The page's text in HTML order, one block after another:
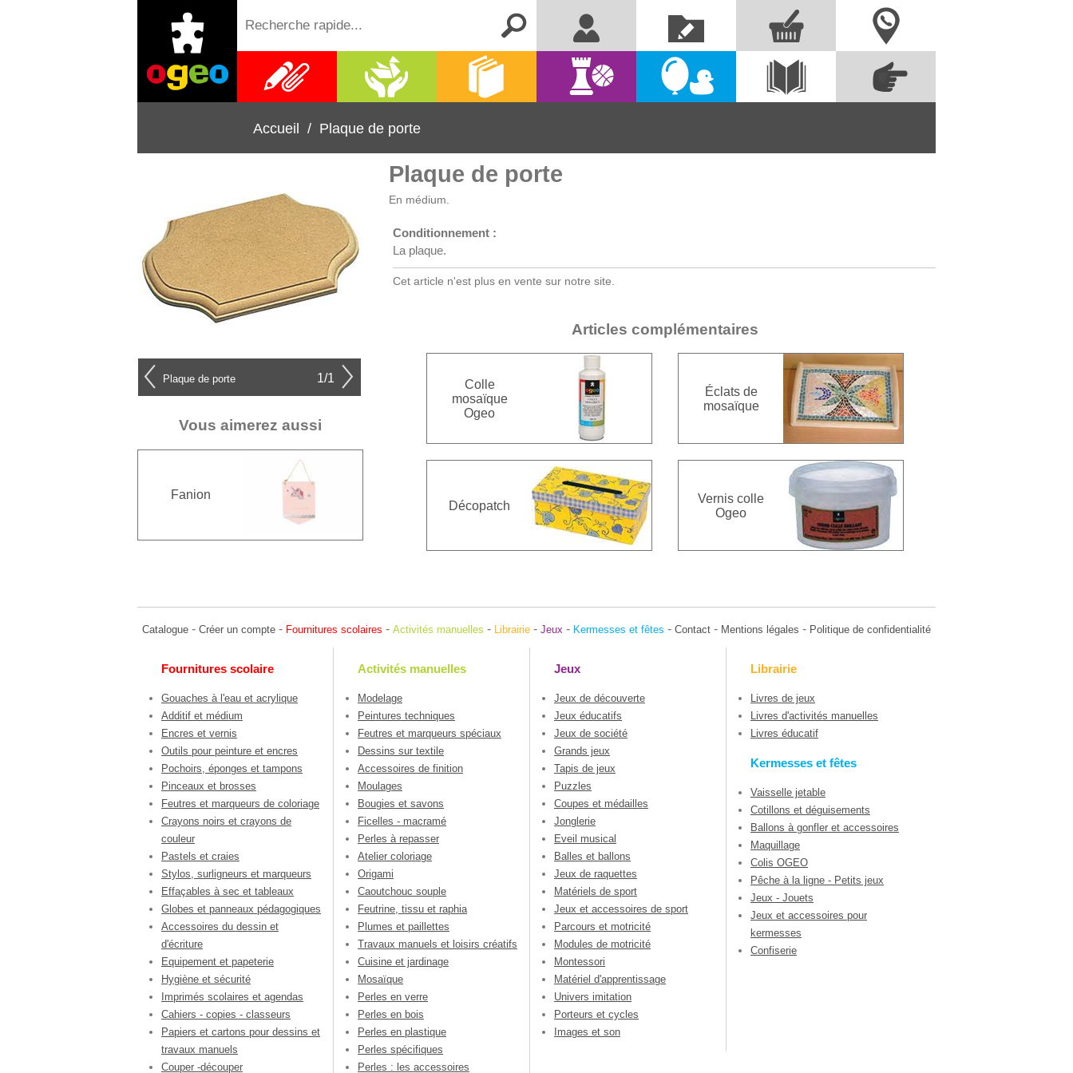
Me connecter
Créer un
compte
Nous contacter
Commandez
directement à partir
des références
Fournitures
scolaires
Activités
manuelles
Jeux
Kermesses
et fêtes
Voir le
catalogue
Accueil / Plaque de porte
Plaque de porte
Plaque de porte 1/1
En médium.
Conditionnement :
La plaque.
Cet article n'est plus en vente sur notre site.
Articles complémentaires
Colle
mosaïque
Ogeo
Éclats de
mosaïque
Décopatch
Vernis colle
Ogeo
Vous aimerez aussi
Fanion
Catalogue - Créer un compte - Fournitures scolaires - Activités manuelles - Librairie - Jeux - Kermesses et fêtes - Contact - Mentions légales - Politique de confidentialité
Fournitures scolaire
Gouaches à l'eau et acrylique
Additif et médium
Encres et vernis
Outils pour peinture et encres
Pochoirs, éponges et tampons
Pinceaux et brosses
Feutres et marqueurs de coloriage
Crayons noirs et crayons de
couleur
Pastels et craies
Stylos, surligneurs et marqueurs
Effaçables à sec et tableaux
Globes et panneaux pédagogiques
Accessoires du dessin et
d'écriture
Equipement et papeterie
Hygiène et sécurité
Imprimés scolaires et agendas
Cahiers - copies - classeurs
Papiers et cartons pour dessins et
travaux manuels
Couper -découper
Activités manuelles
Modelage
Peintures techniques
Feutres et marqueurs spéciaux
Dessins sur textile
Accessoires de finition
Moulages
Bougies et savons
Ficelles - macramé
Perles à repasser
Atelier coloriage
Origami
Caoutchouc souple
Feutrine, tissu et raphia
Plumes et paillettes
Travaux manuels et loisirs créatifs
Cuisine et jardinage
Mosaïque
Perles en verre
Perles en bois
Perles en plastique
Perles spécifiques
Perles : les accessoires
Jeux
Jeux de découverte
Jeux éducatifs
Jeux de société
Grands jeux
Tapis de jeux
Puzzles
Coupes et médailles
Jonglerie
Eveil musical
Balles et ballons
Jeux de raquettes
Matériels de sport
Jeux et accessoires de sport
Parcours et motricité
Modules de motricité
Montessori
Matériel d'apprentissage
Univers imitation
Porteurs et cycles
Images et son
Librairie
Livres de jeux
Livres d'activités manuelles
Livres éducatif
Kermesses et fêtes
Vaisselle jetable
Cotillons et déguisements
Ballons à gonfler et accessoires
Maquillage
Colis OGEO
Pêche à la ligne - Petits jeux
Jeux - Jouets
Jeux et accessoires pour
kermesses
Confiserie